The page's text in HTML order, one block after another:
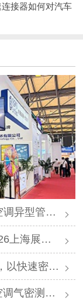
接器如何对汽车
口测试方案
能汽车制造
洲新能源产业链
可靠选择